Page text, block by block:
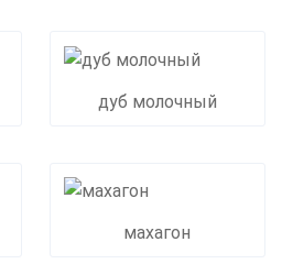
дуб молочный
махагон